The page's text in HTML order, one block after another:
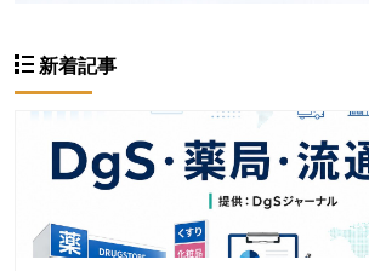
新着記事